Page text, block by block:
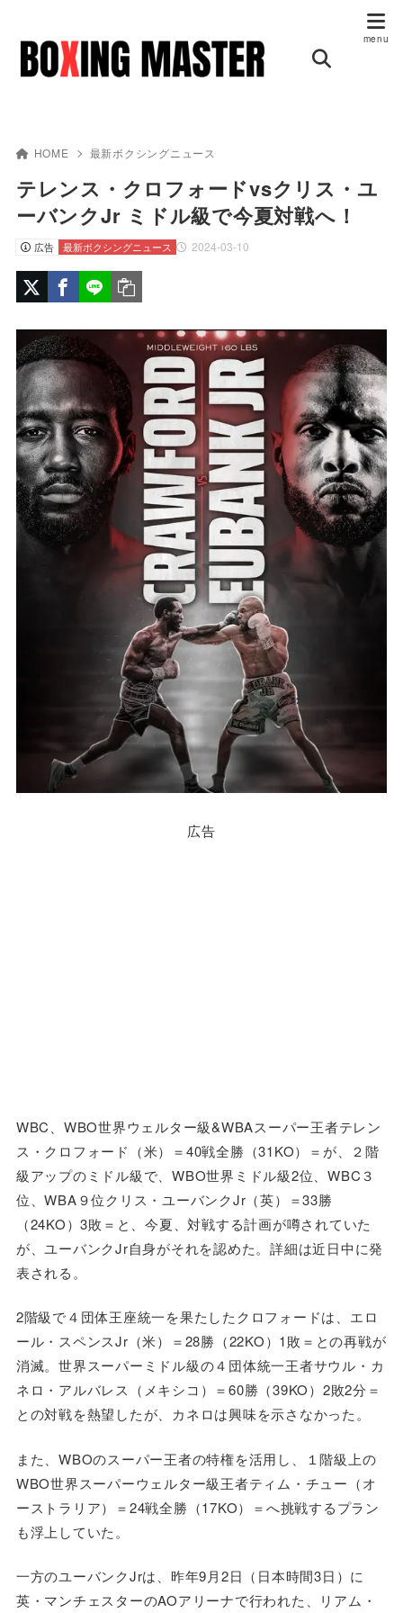
HOME 最新ボクシングニュース
テレンス・クロフォードvsクリス・ユ
ーバンクJr ミドル級で今夏対戦へ！
広告 2024-03-10
最新ボクシングニュース
広告
WBC、WBO世界ウェルター級&WBAスーパー王者テレン
ス・クロフォード（米）＝40戦全勝（31KO）＝が、２階
級アップのミドル級で、WBO世界ミドル級2位、WBC３
位、WBA９位クリス・ユーバンクJr（英）＝33勝
（24KO）3敗＝と、今夏、対戦する計画が噂されていた
が、ユーバンクJr自身がそれを認めた。詳細は近日中に発
表される。
2階級で４団体王座統一を果たしたクロフォードは、エロ
ール・スペンスJr（米）＝28勝（22KO）1敗＝との再戦が
消滅。世界スーパーミドル級の４団体統一王者サウル・カ
ネロ・アルバレス（メキシコ）＝60勝（39KO）2敗2分＝
との対戦を熱望したが、カネロは興味を示さなかった。
また、WBOのスーパー王者の特権を活用し、１階級上の
WBO世界スーパーウェルター級王者ティム・チュー（オ
ーストラリア）＝24戦全勝（17KO）＝へ挑戦するプラン
も浮上していた。
一方のユーバンクJrは、昨年9月2日（日本時間3日）に
英・マンチェスターのAOアリーナで行われた、リアム・